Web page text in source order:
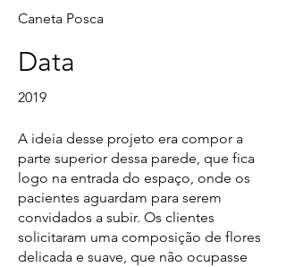
Caneta Posca
Data
2019
A ideia desse projeto era compor a
parte superior dessa parede, que fica
logo na entrada do espaço, onde os
pacientes aguardam para serem
convidados a subir. Os clientes
solicitaram uma composição de flores
delicada e suave, que não ocupasse